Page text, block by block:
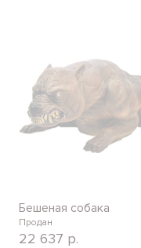
Бешеная собака
Продан
22 637 р.